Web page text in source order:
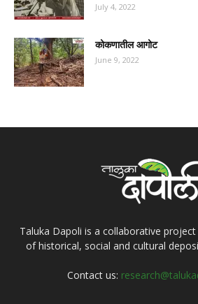
July 4, 2022
कोकणातील आगोट
June 9, 2022
Taluka Dapoli is a collaborative
of historical, social and cultural
Contact us: